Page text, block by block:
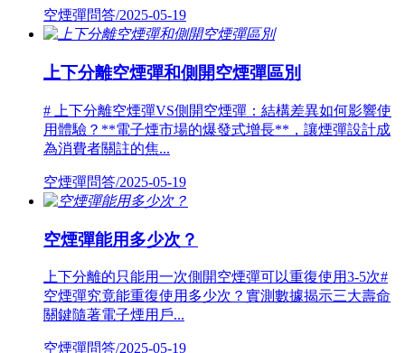
空煙彈問答/2025-05-19
上下分離空煙彈和側開空煙彈區別
# 上下分離空煙彈VS側開空煙彈：結構差異如何影響使
用體驗？**電子煙市場的爆發式增長**，讓煙彈設計成
為消費者關註的焦...
空煙彈問答/2025-05-19
空煙彈能用多少次？
上下分離的只能用一次側開空煙彈可以重復使用3-5次#
空煙彈究竟能重復使用多少次？實測數據揭示三大壽命
關鍵隨著電子煙用戶...
空煙彈問答/2025-05-19